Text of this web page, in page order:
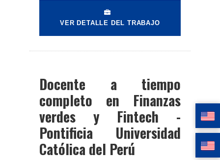
VER DETALLE DEL TRABAJO
Docente a tiempo
completo en Finanzas
verdes y Fintech -
Pontificia Universidad
Católica del Perú